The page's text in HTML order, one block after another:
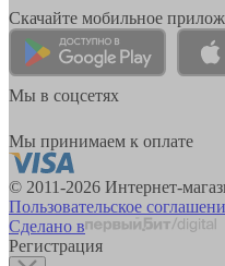
Скачайте мобильное
Мы в соцсетях
Мы принимаем к оплате
© 2011-2026 Интернет-
Пользовательское
Сделано в
Регистрация